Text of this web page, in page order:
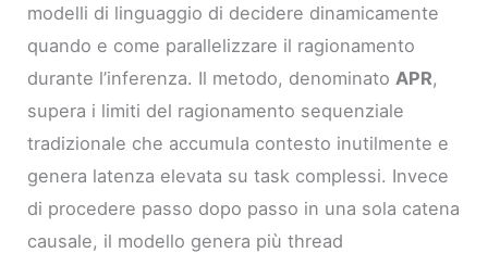
modelli di linguaggio di decidere dinamicamente
quando e come parallelizzare il ragionamento
durante l’inferenza. Il metodo, denominato APR,
supera i limiti del ragionamento sequenziale
tradizionale che accumula contesto inutilmente e
genera latenza elevata su task complessi. Invece
di procedere passo dopo passo in una sola catena
causale, il modello genera più thread